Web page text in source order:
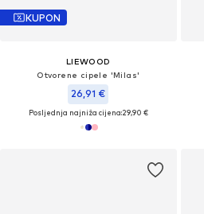
KUPON
LIEWOOD
Otvorene cipele 'Milas'
26,91 €
Posljednja najniža cijena:29,90 €